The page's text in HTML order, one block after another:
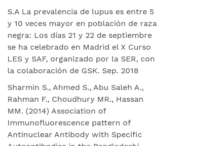
S.A La prevalencia de lupus es entre 5
y 10 veces mayor en población de raza
negra: Los días 21 y 22 de septiembre
se ha celebrado en Madrid el X Curso
LES y SAF, organizado por la SER, con
la colaboración de GSK. Sep. 2018
Sharmin S., Ahmed S., Abu Saleh A.,
Rahman F., Choudhury MR., Hassan
MM. (2014) Association of
Immunofluorescence pattern of
Antinuclear Antibody with Specific